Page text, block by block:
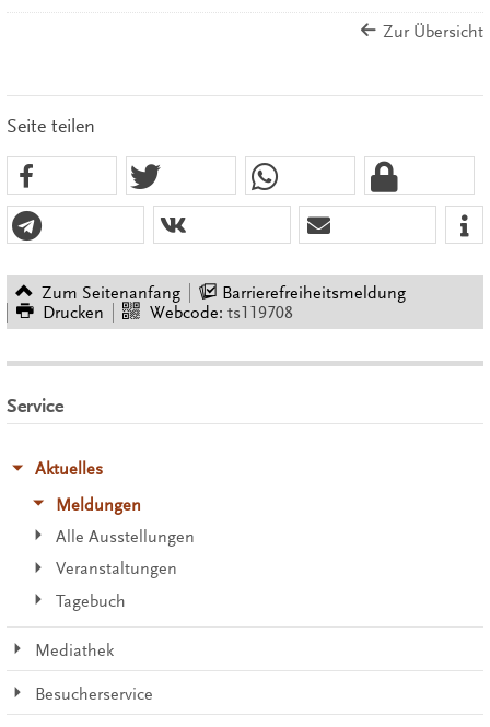
Zur Übersicht
Seite teilen
Zum Seitenanfang
Barrierefreiheitsmeldung
Drucken
Webcode: ts119708
Service
Aktuelles
Meldungen
Alle Ausstellungen
Veranstaltungen
Tagebuch
Mediathek
Besucherservice